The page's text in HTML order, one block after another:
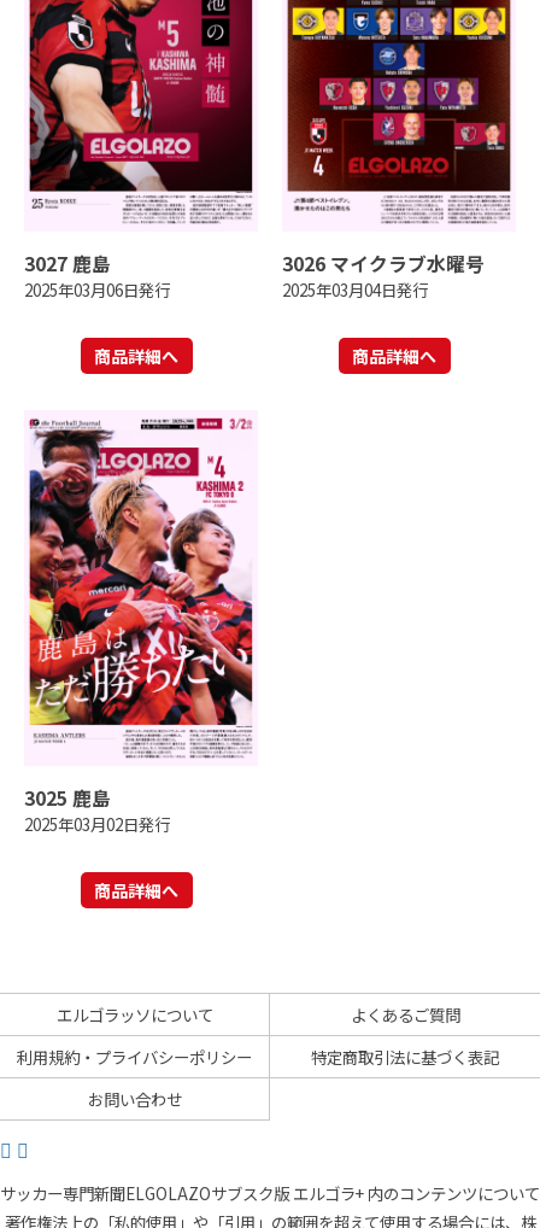
3027 鹿島
2025年03月06日発行
商品詳細へ
3026 マイクラブ水曜号
2025年03月04日発行
商品詳細へ
3025 鹿島
2025年03月02日発行
商品詳細へ
エルゴラッソについて
よくあるご質問
利用規約・プライバシーポリシー
特定商取引法に基づく表記
お問い合わせ
サッカー専門新聞ELGOLAZOサブスク版 エルゴラ+ 内のコンテンツについて
著作権法上の「私的使用」や「引用」の範囲を超えて使用する場合には、株